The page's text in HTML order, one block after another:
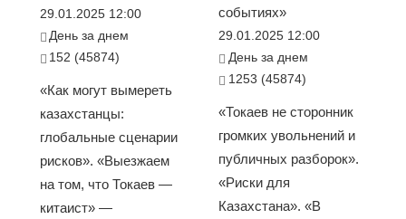
29.01.2025 12:00
День за днем
152 (45874)
«Как могут вымереть
казахстанцы:
глобальные сценарии
рисков». «Выезжаем
на том, что Токаев —
китаист» —
событиях»
29.01.2025 12:00
День за днем
1253 (45874)
«Токаев не сторонник
громких увольнений и
публичных разборок».
«Риски для
Казахстана». «В